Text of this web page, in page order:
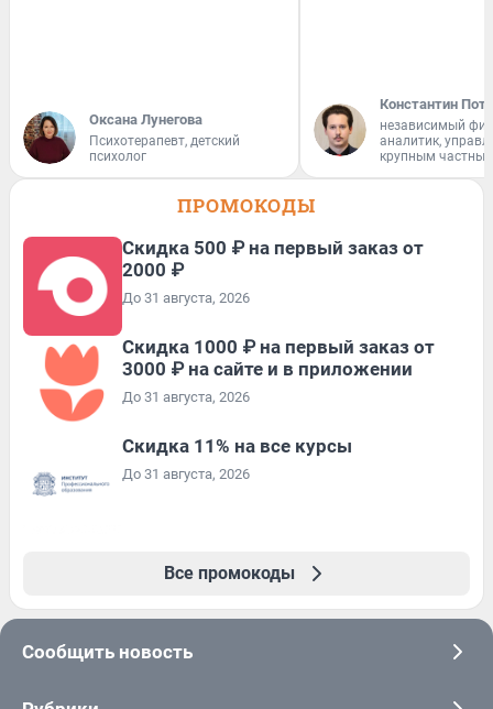
Оксана Лунегова
Психотерапевт, детский
психолог
Константин
независимый
аналитик,
крупным
ПРОМОКОДЫ
Скидка 500 ₽ на первый заказ от
2000 ₽
До 31 августа, 2026
Скидка 1000 ₽ на первый заказ от
3000 ₽ на сайте и в приложении
До 31 августа, 2026
Скидка 11% на все курсы
До 31 августа, 2026
Все промокоды
Сообщить новость